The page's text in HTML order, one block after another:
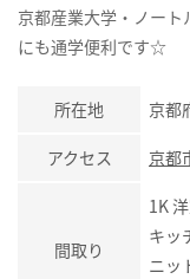
京都産業大学・ノー
にも通学便利です☆
所在地 京都
アクセス 京都
間取り
1K
キ
ニッ